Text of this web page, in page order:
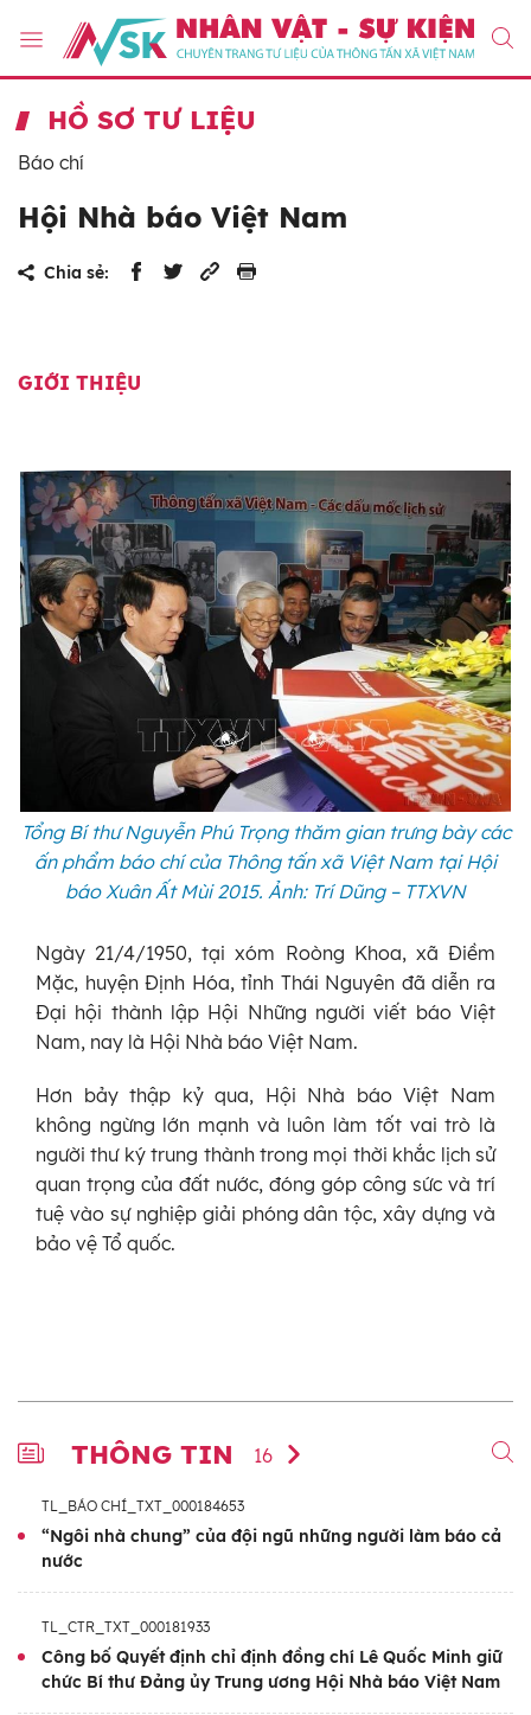
HỒ SƠ TƯ LIỆU
Báo chí
Hội Nhà báo Việt Nam
Chia sẻ:
GIỚI THIỆU
Tổng Bí thư Nguyễn Phú Trọng thăm gian trưng bày các
ấn phẩm báo chí của Thông tấn xã Việt Nam tại Hội
báo Xuân Ất Mùi 2015. Ảnh: Trí Dũng – TTXVN
Ngày 21/4/1950, tại xóm Roòng Khoa, xã Ðiềm
Mặc, huyện Ðịnh Hóa, tỉnh Thái Nguyên đã diễn ra
Đại hội thành lập Hội Những người viết báo Việt
Nam, nay là Hội Nhà báo Việt Nam.
Hơn bảy thập kỷ qua, Hội Nhà báo Việt Nam
không ngừng lớn mạnh và luôn làm tốt vai trò là
người thư ký trung thành trong mọi thời khắc lịch sử
quan trọng của đất nước, đóng góp công sức và trí
tuệ vào sự nghiệp giải phóng dân tộc, xây dựng và
bảo vệ Tổ quốc.
THÔNG TIN 16
TL_BÁO CHÍ_TXT_000184653
“Ngôi nhà chung” của đội ngũ những người làm báo cả
nước
TL_CTR_TXT_000181933
Công bố Quyết định chỉ định đồng chí Lê Quốc Minh giữ
chức Bí thư Đảng ủy Trung ương Hội Nhà báo Việt Nam